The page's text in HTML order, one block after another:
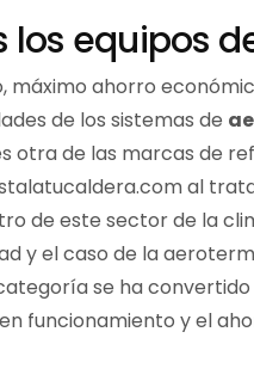
los equipos
máximo ahorro
de los sistemas de
otra de las marcas de
al
de este sector de la
y el caso de la
se ha
funcionamiento y el